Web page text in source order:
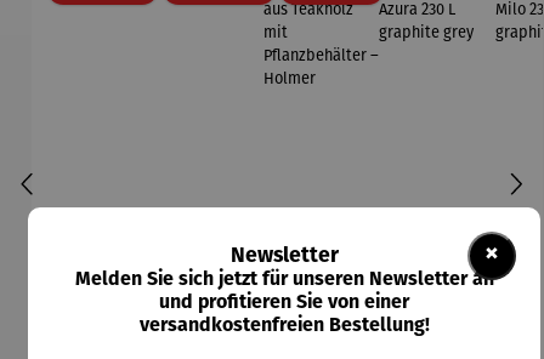
×
Newsletter
Melden Sie sich jetzt für unseren Newsletter an
und profitieren Sie von einer
versandkostenfreien Bestellung!